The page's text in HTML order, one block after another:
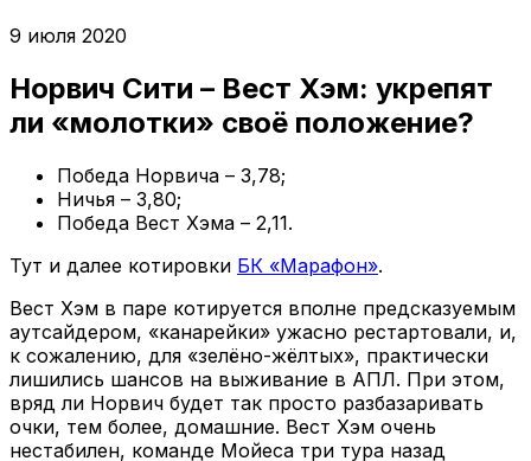
9 июля 2020
Норвич Сити – Вест Хэм: укрепят
ли «молотки» своё положение?
Победа Норвича – 3,78;
Ничья – 3,80;
Победа Вест Хэма – 2,11.
Тут и далее котировки БК «Марафон».
Вест Хэм в паре котируется вполне предсказуемым
аутсайдером, «канарейки» ужасно рестартовали, и,
к сожалению, для «зелёно-жёлтых», практически
лишились шансов на выживание в АПЛ. При этом,
вряд ли Норвич будет так просто разбазаривать
очки, тем более, домашние. Вест Хэм очень
нестабилен, команде Мойеса три тура назад